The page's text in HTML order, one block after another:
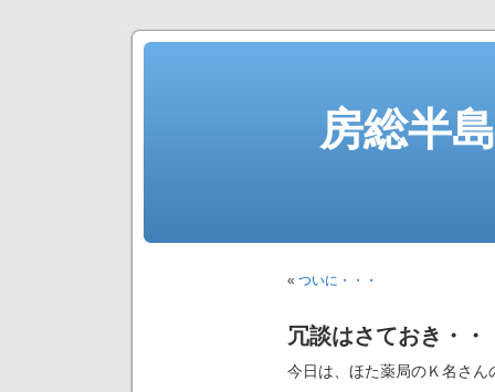
房総半
« ついに・・・
冗談はさておき・・
今日は、ほた薬局のＫ名さん